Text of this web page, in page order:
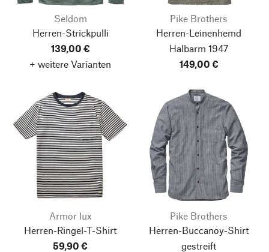
Seldom
Herren-Strickpulli
139,00 €
+ weitere Varianten
Pike Brothers
Herren-Leinenhemd
Halbarm 1947
149,00 €
Armor lux
Herren-Ringel-T-Shirt
59,90 €
Pike Brothers
Herren-Buccanoy-Shirt
gestreift